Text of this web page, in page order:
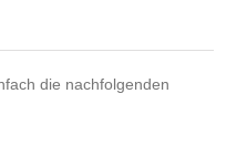
die nachfolgenden